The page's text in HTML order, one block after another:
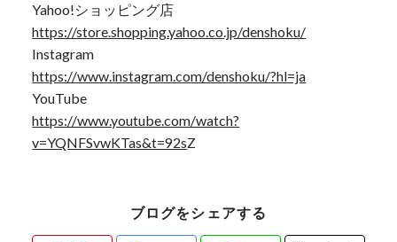
Yahoo!ショッピング店
https://store.shopping.yahoo.co.jp/denshoku/
Instagram
https://www.instagram.com/denshoku/?hl=ja
YouTube
https://www.youtube.com/watch?
v=YQNFSvwKTas&t=92sZ
ブログをシェアする